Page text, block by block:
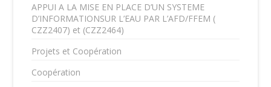
APPUI A LA MISE EN PLACE D’UN SYSTEME
D’INFORMATIONSUR L’EAU PAR L’AFD/FFEM (
CZZ2407) et (CZZ2464)
Projets et Coopération
Coopération